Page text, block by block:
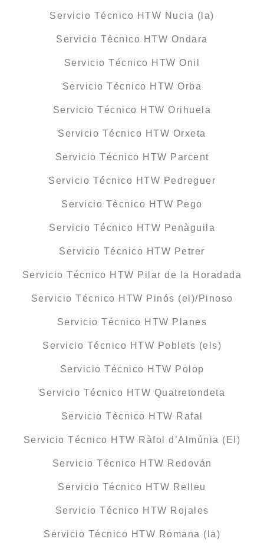
Servicio Técnico HTW Nucia (la)
Servicio Técnico HTW Ondara
Servicio Técnico HTW Onil
Servicio Técnico HTW Orba
Servicio Técnico HTW Orihuela
Servicio Técnico HTW Orxeta
Servicio Técnico HTW Parcent
Servicio Técnico HTW Pedreguer
Servicio Técnico HTW Pego
Servicio Técnico HTW Penàguila
Servicio Técnico HTW Petrer
Servicio Técnico HTW Pilar de la Horadada
Servicio Técnico HTW Pinós (el)/Pinoso
Servicio Técnico HTW Planes
Servicio Técnico HTW Poblets (els)
Servicio Técnico HTW Polop
Servicio Técnico HTW Quatretondeta
Servicio Técnico HTW Rafal
Servicio Técnico HTW Ràfol d’Almúnia (El)
Servicio Técnico HTW Redován
Servicio Técnico HTW Relleu
Servicio Técnico HTW Rojales
Servicio Técnico HTW Romana (la)